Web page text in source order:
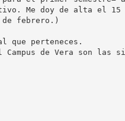
Me doy de alta el 15
febrero.)
que perteneces.
de Vera son las